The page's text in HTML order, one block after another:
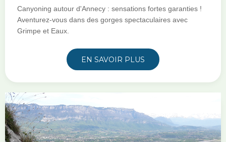
Canyoning autour d'Annecy : sensations fortes garanties !
Aventurez-vous dans des gorges spectaculaires avec
Grimpe et Eaux.
EN SAVOIR PLUS